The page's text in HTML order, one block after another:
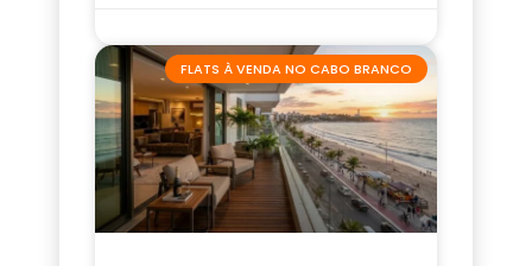
FLATS À VENDA NO CABO BRANCO